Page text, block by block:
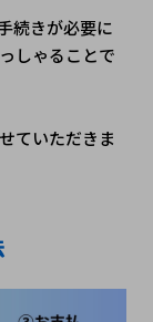
続きが必要に
しゃることで
ていただきま